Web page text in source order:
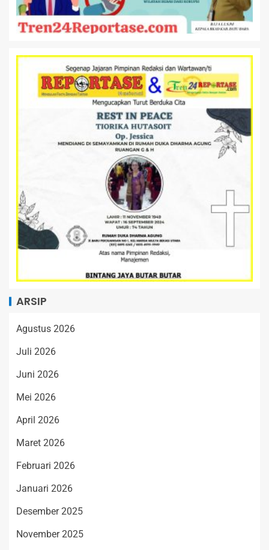
ARSIP
Agustus 2026
Juli 2026
Juni 2026
Mei 2026
April 2026
Maret 2026
Februari 2026
Januari 2026
Desember 2025
November 2025